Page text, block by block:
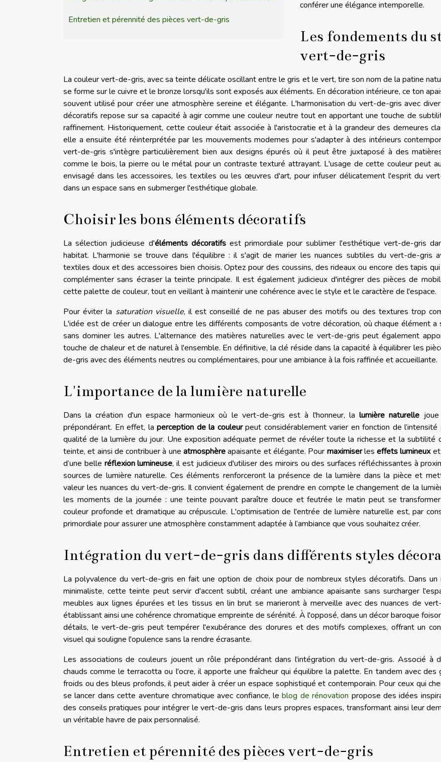
Entretien et pérennité des pièces vert-de-gris
conférer une élégance intemporelle.
Les fondements du
vert-de-gris
La couleur vert-de-gris, avec sa teinte délicate oscillant entre le gris et le vert, tire son nom de la patine
se forme sur le cuivre et le bronze lorsqu'ils sont exposés aux éléments. En décoration intérieure, ce ton
souvent utilisé pour créer une atmosphère sereine et élégante. L'harmonisation du vert-de-gris avec
décoratifs repose sur sa capacité à agir comme une couleur neutre tout en apportant une touche de
raffinement. Historiquement, cette couleur était associée à l'aristocratie et à la grandeur des demeures
elle a ensuite été réinterprétée par les mouvements modernes pour s'adapter à des intérieurs
vert-de-gris s'intègre particulièrement bien aux designs épurés où il peut être juxtaposé à des
comme le bois, la pierre ou le métal pour un contraste texturé attrayant. L'usage de cette couleur peut
envisagé dans les accessoires, les textiles ou les œuvres d'art, pour infuser délicatement l'esprit du
dans un espace sans en submerger l'esthétique globale.
Choisir les bons éléments décoratifs
La sélection judicieuse d'éléments décoratifsest primordiale pour sublimer l'esthétique vert-de-gris
habitat. L'harmonie se trouve dans l'équilibre : il s'agit de marier les nuances subtiles du vert-de-gris
textiles doux et des accessoires bien choisis. Optez pour des coussins, des rideaux ou encore des tapis
complémenter sans écraser la teinte principale. Il est également judicieux d'intégrer des pièces de
cette palette de couleur, tout en veillant à maintenir une cohérence avec le style et le caractère de l'espace.
Pour éviter la saturation visuelle, il est conseillé de ne pas abuser des motifs ou des textures trop
L'idée est de créer un dialogue entre les différents composants de votre décoration, où chaque élément a
sans dominer les autres. L'alternance des matières naturelles avec le vert-de-gris peut également
touche de chaleur et de naturel à l'ensemble. En définitive, la clé réside dans la capacité à équilibrer les
de-gris avec des éléments neutres ou complémentaires, pour une ambiance à la fois raffinée et accueillante.
L'importance de la lumière naturelle
Dans la création d'un espace harmonieux où le vert-de-gris est à l'honneur, lalumière naturelle
prépondérant. En effet, laperception de la couleurpeut considérablement varier en fonction de
qualité de la lumière du jour. Une exposition adéquate permet de révéler toute la richesse et la subtilité
teinte, et ainsi de contribuer à uneatmosphèreapaisante et élégante. Pour maximiserleseffets lumineuxet
d’une belle réflexion lumineuse, il est judicieux d'utiliser des miroirs ou des surfaces réfléchissantes à
sources de lumière naturelle. Ces éléments renforceront la présence de la lumière dans la pièce et
valeur les nuances du vert-de-gris. Il convient également de prendre en compte le changement de la
les moments de la journée : une teinte pouvant paraître douce et feutrée le matin peut se
couleur profonde et dramatique au crépuscule. L'optimisation de l'entrée de lumière naturelle est, par
primordiale pour assurer une atmosphère constamment adaptée à l’ambiance que vous souhaitez créer.
Intégration du vert-de-gris dans différents styles
La polyvalence du vert-de-gris en fait une option de choix pour de nombreux styles décoratifs. Dans un
minimaliste, cette teinte peut servir d'accent subtil, créant une ambiance apaisante sans surcharger
meubles aux lignes épurées et les tissus en lin brut se marieront à merveille avec des nuances de
établissant ainsi une cohérence chromatique empreinte de sérénité. À l'opposé, dans un décor baroque
détails, le vert-de-gris peut tempérer l'exubérance des dorures et des motifs complexes, offrant un
visuel qui souligne l'opulence sans la rendre écrasante.
Les associations de couleurs jouent un rôle prépondérant dans l'intégration du vert-de-gris. Associé à
chauds comme le terracotta ou l'ocre, il apporte une fraîcheur qui équilibre la palette. En tandem avec des
froids ou des bleus profonds, il peut aider à créer un espace sophistiqué et contemporain. Pour ceux qui
se lancer dans cette aventure chromatique avec confiance, leblog de rénovation propose des idées
des conseils pratiques pour intégrer le vert-de-gris dans leurs propres espaces, transformant ainsi leur
un véritable havre de paix personnalisé.
Entretien et pérennité des pièces vert-de-gris